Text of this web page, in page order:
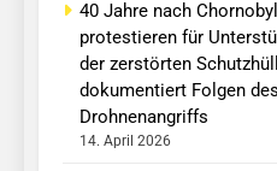
40 Jahre nach
protestieren für
der zerstörten
dokumentiert Folgen
Drohnenangriffs
14. April 2026